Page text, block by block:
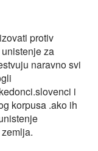
protiv
za
naravno svi
i
korpusa .ako ih